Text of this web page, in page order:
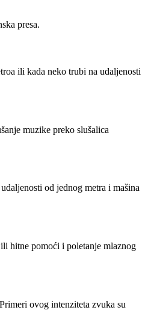
presa.
ili kada neko trubi na udaljenosti
muzike preko slušalica
od jednog metra i mašina
hitne pomoći i poletanje mlaznog
ovog intenziteta zvuka su